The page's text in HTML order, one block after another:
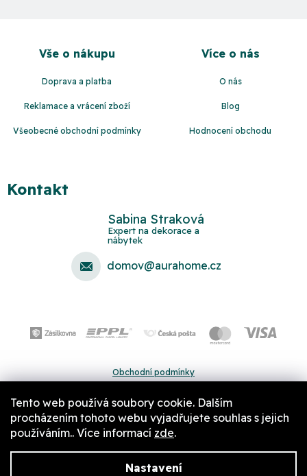
Tento web používá soubory cookie. Dalším
procházením tohoto webu vyjadřujete souhlas s jejich
používáním.. Více informací zde.
Nastavení
Vše o nákupu
Doprava a platba
Reklamace a vrácení zboží
Všeobecné obchodní podmínky
Více o nás
O nás
Blog
Hodnocení obchodu
Kontakt
Sabina Straková
domov@aurahome.cz
Obchodní podmínky
Pravidla a nastavení cookies